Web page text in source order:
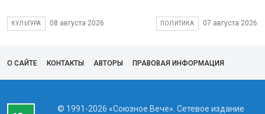
КУЛЬТУРА 08 августа 2026 ПОЛИТИКА 07 августа 2026
О САЙТЕ КОНТАКТЫ АВТОРЫ ПРАВОВАЯ ИНФОРМАЦИЯ
© 1991-2026 «Союзное Вече». Сетевое издание